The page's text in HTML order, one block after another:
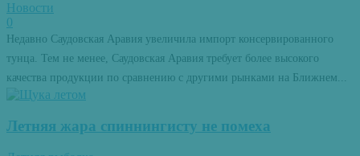
Новости
0
Недавно Саудовская Аравия увеличила импорт консервированного
тунца. Тем не менее, Саудовская Аравия требует более высокого
качества продукции по сравнению с другими рынками на Ближнем...
Летняя жара спиннингисту не помеха